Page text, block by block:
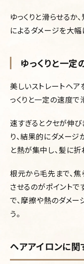
ゆっくりと滑らせるか
によるダメージを大幅
ゆっくりと一
美しいストレートヘ
っくりと一定の速度で
速すぎるとクセが伸
り、結果的にダメージ
と熱が集中し、髪に
根元から毛先まで、焦
させるのがポイント
で、摩擦や熱のダメー
う。
ヘアアイロンに関